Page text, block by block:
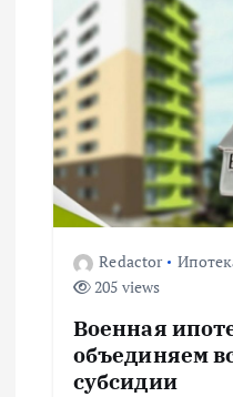
я
п
о
з
Redactor
205 views
Военная
объединяем
субсидии